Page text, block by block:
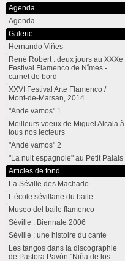
Agenda
Agenda
Galerie
Hernando Viñes
René Robert : deux jours au XXXe
Festival Flamenco de Nîmes -
carnet de bord
XXVI Festival Arte Flamenco /
Mont-de-Marsan, 2014
"Ande vamos" 1
Meilleurs voeux de Miguel Alcala à
tous nos lecteurs
"Ande vamos" 2
"La nuit espagnole" au Petit Palais
Articles de fond
La Séville des Machado
L’école sévillane du baile
Museo del baile flamenco
Séville : Biennale 2006
Séville : une histoire du cante
Les tangos dans la discographie
de Pastora Pavón "Niña de los